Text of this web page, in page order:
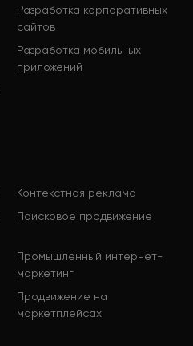
Разработка корпоративных
сайтов
Разработка мобильных
приложений
Контекстная реклама
Поисковое продвижение
Промышленный интернет-
маркетинг
Продвижение на
маркетплейсах